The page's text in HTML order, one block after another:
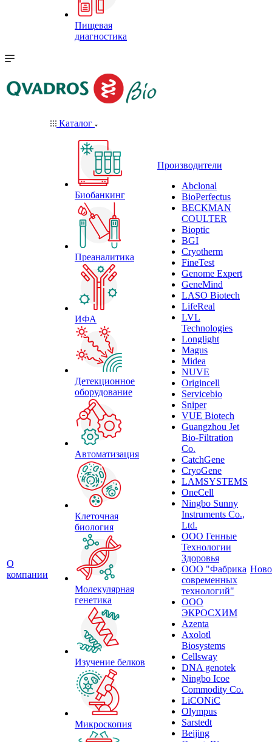
Пищевая
диагностика
О
компании
Каталог
Биобанкинг
Преаналитика
ИФА
Детекционное
оборудование
Автоматизация
Клеточная
биология
Молекулярная
генетика
Изучение белков
Микроскопия
Производители
Abclonal
BioPerfectus
BECKMAN
COULTER
Bioptic
BGI
Cryotherm
FineTest
Genome Expert
GeneMind
LASO Biotech
LifeReal
LVL
Technologies
Longlight
Magus
Midea
NUVE
Origincell
Servicebio
Sniper
VUE Biotech
Guangzhou Jet
Bio-Filtration
Co.
CatchGene
CryoGene
LAMSYSTEMS
OneCell
Ningbo Sunny
Instruments Co.,
Ltd.
ООО Генные
Технологии
Здоровья
ООО "Фабрика
современных
технологий"
ООО
ЭКРОСХИМ
Azenta
Axolotl
Biosystems
Cellsway
DNA genotek
Ningbo Icoe
Commodity Co.
LiCONiC
Olympus
Sarstedt
Beijing